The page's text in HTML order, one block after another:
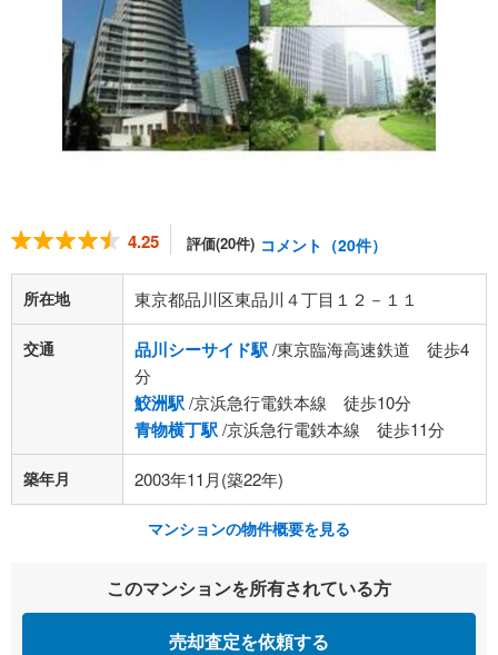
4.25 評価(20件) コメント（20件）
所在地 東京都品川区東品川４丁目１２－１１
交通 品川シーサイド駅/東京臨海高速鉄道 徒歩4
分
鮫洲駅/京浜急行電鉄本線 徒歩10分
青物横丁駅/京浜急行電鉄本線 徒歩11分
築年月 2003年11月(築22年)
マンションの物件概要を見る
このマンションを所有されている方
売却査定を依頼する